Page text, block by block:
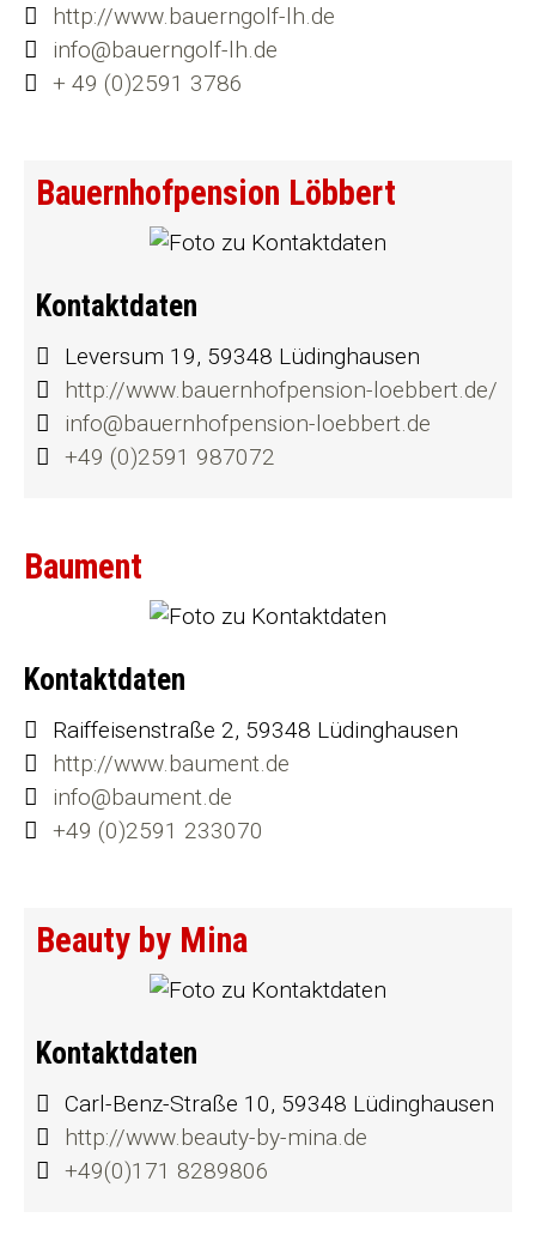
http://www.bauerngolf-lh.de
info@bauerngolf-lh.de
+ 49 (0)2591 3786
Bauernhofpension Löbbert
Kontaktdaten
Leversum 19, 59348 Lüdinghausen
http://www.bauernhofpension-loebbert.de/
info@bauernhofpension-loebbert.de
+49 (0)2591 987072
Baument
Kontaktdaten
Raiffeisenstraße 2, 59348 Lüdinghausen
http://www.baument.de
info@baument.de
+49 (0)2591 233070
Beauty by Mina
Kontaktdaten
Carl-Benz-Straße 10, 59348 Lüdinghausen
http://www.beauty-by-mina.de
+49(0)171 8289806